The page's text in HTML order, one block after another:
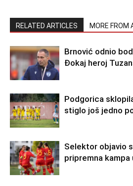
RELATED ARTICLES MORE FROM
Brnović odnio
Đokaj heroj
Podgorica
stiglo još jedno
Selektor objavio
pripremna kampa